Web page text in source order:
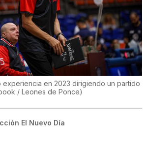
experiencia en 2023 dirigiendo un partido
/ Leones de Ponce)
El Nuevo Día